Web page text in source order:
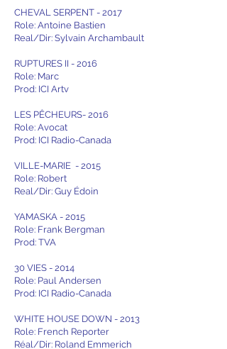
CHEVAL SERPENT - 2017
Role: Antoine Bastien
Real/Dir: Sylvain Archambault
RUPTURES II - 2016
Role: Marc
Prod: ICI Artv
LES PÊCHEURS- 2016
Role: Avocat
Prod: ICI Radio-Canada
VILLE-MARIE - 2015
Role: Robert
Real/Dir: Guy Édoin
YAMASKA - 2015
Role: Frank Bergman
Prod: TVA
30 VIES - 2014
Role: Paul Andersen
Prod: ICI Radio-Canada
WHITE HOUSE DOWN - 2013
Role: French Reporter
Réal/Dir: Roland Emmerich